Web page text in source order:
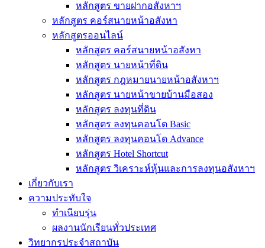
หลักสูตร ขายฝากอสังหาฯ
หลักสูตร คอร์สนายหน้าอสังหา
หลักสูตรออนไลน์
หลักสูตร คอร์สนายหน้าอสังหา
หลักสูตร นายหน้าที่ดิน
หลักสูตร กฎหมายนายหน้าอสังหาฯ
หลักสูตร นายหน้าขายบ้านมือสอง
หลักสูตร ลงทุนที่ดิน
หลักสูตร ลงทุนคอนโด Basic
หลักสูตร ลงทุนคอนโด Advance
หลักสูตร Hotel Shortcut
หลักสูตร วิเคราะห์หุ้นและการลงทุนอสังหาฯ
เกี่ยวกับเรา
ความประทับใจ
ทำเนียบรุ่น
ผลงานนักเรียนทั่วประเทศ
วิทยากรประจำสถาบัน